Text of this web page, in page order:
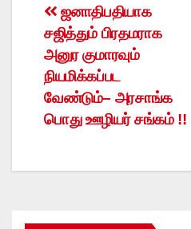
Post
navigation
ஜனாதிபதியாக
சஜித்தும் பிரதமராக
அனுர குமாரவும்
நியமிக்கப்பட
வேண்டும்– அரசாங்க
பொது ஊழியர் சங்கம் !!